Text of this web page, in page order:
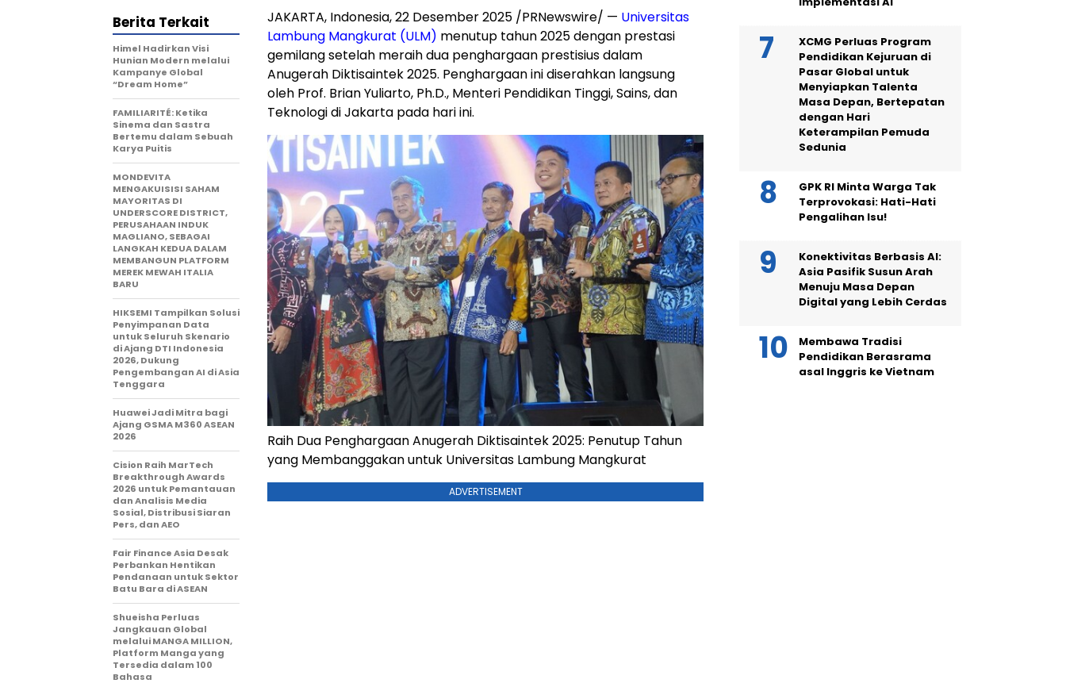
JAKARTA, Indonesia,22 Desember 2025 /PRNewswire/ — Universitas
Lambung Mangkurat (ULM) menutup tahun 2025 dengan prestasi
gemilang setelah meraih dua penghargaan prestisius dalam
Anugerah Diktisaintek 2025. Penghargaan ini diserahkan langsung
oleh Prof. Brian Yuliarto, Ph.D., Menteri Pendidikan Tinggi, Sains, dan
Teknologi diJakarta pada hari ini.
Raih Dua Penghargaan Anugerah Diktisaintek 2025: Penutup Tahun
yang Membanggakan untuk Universitas Lambung Mangkurat
ADVERTISEMENT
Berita Terkait
Himel Hadirkan Visi
Hunian Modern melalui
Kampanye Global
“Dream Home”
FAMILIARITÉ: Ketika
Sinema dan Sastra
Bertemu dalam Sebuah
Karya Puitis
MONDEVITA
MENGAKUISISI SAHAM
MAYORITAS DI
UNDERSCORE DISTRICT,
PERUSAHAAN INDUK
MAGLIANO, SEBAGAI
LANGKAH KEDUA DALAM
MEMBANGUN PLATFORM
MEREK MEWAH ITALIA
BARU
HIKSEMI Tampilkan Solusi
Penyimpanan Data
untuk Seluruh Skenario
di Ajang DTI Indonesia
2026, Dukung
Pengembangan AI di Asia
Tenggara
Huawei Jadi Mitra bagi
Ajang GSMA M360 ASEAN
2026
Cision Raih MarTech
Breakthrough Awards
2026 untuk Pemantauan
dan Analisis Media
Sosial, Distribusi Siaran
Pers, dan AEO
Fair Finance Asia Desak
Perbankan Hentikan
Pendanaan untuk Sektor
Batu Bara di ASEAN
Shueisha Perluas
Jangkauan Global
melalui MANGA MILLION,
Platform Manga yang
Tersedia dalam 100
Bahasa
XCMG Perluas Program
Pendidikan Kejuruan di
Pasar Global untuk
Menyiapkan Talenta
Masa Depan, Bertepatan
dengan Hari
Keterampilan Pemuda
Sedunia
GPK RI Minta Warga Tak
Terprovokasi: Hati-Hati
Pengalihan Isu!
Konektivitas Berbasis AI:
Asia Pasifik Susun Arah
Menuju Masa Depan
Digital yang Lebih Cerdas
Membawa Tradisi
Pendidikan Berasrama
asal Inggris ke Vietnam